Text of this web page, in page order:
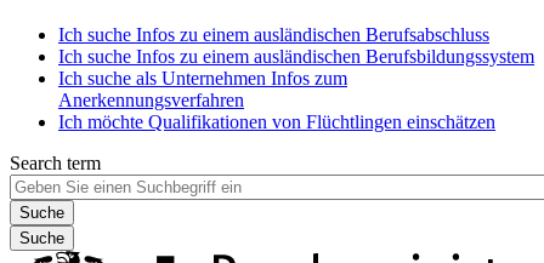
Ich suche Infos zu einem ausländischen Berufsabschluss
Ich suche Infos zu einem ausländischen Berufsbildungssystem
Ich suche als Unternehmen Infos zum
Anerkennungsverfahren
Ich möchte Qualifikationen von Flüchtlingen einschätzen
Search term
Suche